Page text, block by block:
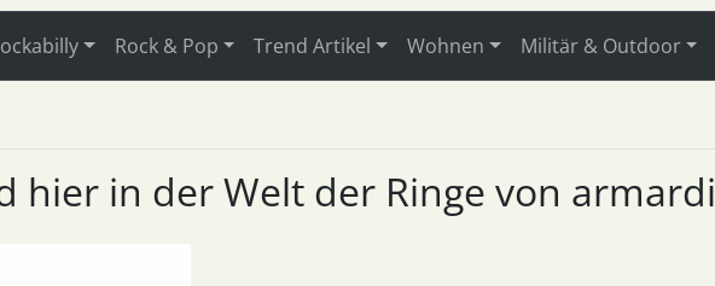
Rock & Pop Trend Artikel Wohnen Militär & Outdoor
hier in der Welt der Ringe von armardi